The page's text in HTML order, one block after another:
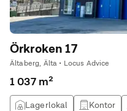
Örkroken 17
Ältaberg, Älta • Locus Advice
1 037 m²
Lagerlokal Kontor